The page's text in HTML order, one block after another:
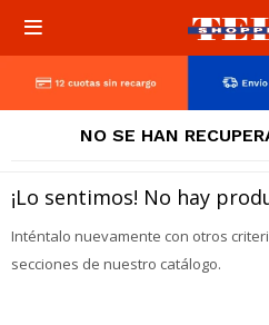

NO SE HAN
¡Lo sentimos! No hay
Inténtalo nuevamente con otros
secciones de nuestro catálogo.